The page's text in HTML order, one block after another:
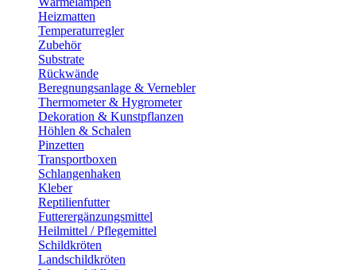
Heizmatten
Temperaturregler
Zubehör
Substrate
Rückwände
Beregnungsanlage & Vernebler
Thermometer & Hygrometer
Dekoration & Kunstpflanzen
Höhlen & Schalen
Pinzetten
Transportboxen
Schlangenhaken
Kleber
Reptilienfutter
Futterergänzungsmittel
Heilmittel / Pflegemittel
Schildkröten
Landschildkröten